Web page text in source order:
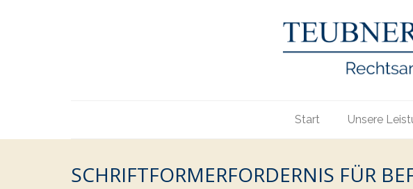
Start Unsere
SCHRIFTFORMERFORDERNIS FÜR